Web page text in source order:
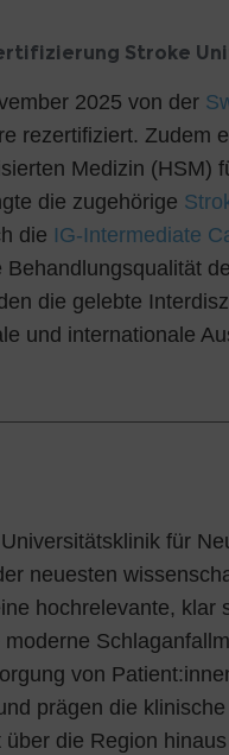
Stroke
2025 von der
rezertifiziert. Zudem
Medizin (HSM)
die zugehörige
die IG-Intermediate
die gelebte
und internationale
für
neuesten
hochrelevante, klar
von
prägen die
die Region